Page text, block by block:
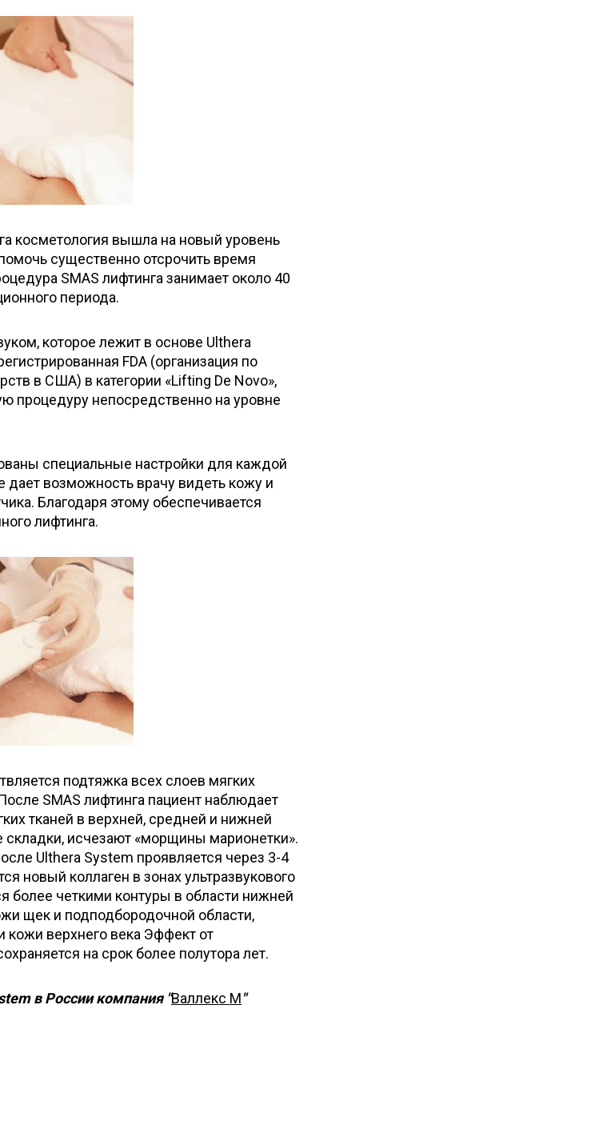
косметология вышла на новый уровень
существенно отсрочить время
SMAS лифтинга занимает около 40
периода.
которое лежит в основе Ulthera
FDA (организация по
в США) в категории «Lifting De Novo»,
непосредственно на уровне
специальные настройки для каждой
дает возможность врачу видеть кожу и
Благодаря этому обеспечивается
лифтинга.
подтяжка всех слоев мягких
SMAS лифтинга пациент наблюдает
тканей в верхней, средней и нижней
складки, исчезают «морщины марионетки».
Ulthera System проявляется через 3-4
новый коллаген в зонах ультразвукового
более четкими контуры в области нижней
щек и подподбородочной области,
кожи верхнего века Эффект от
на срок более полутора лет.
в России компания "Валлекс М"